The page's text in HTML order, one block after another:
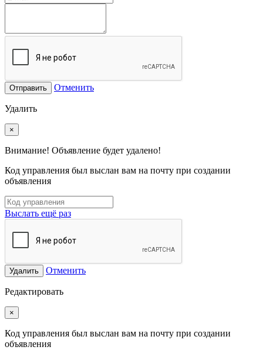
Отправить Отменить
Удалить
×
Внимание! Объявление будет удалено!
Код управления был выслан вам на почту при создании
объявления
Выслать ещё раз
Удалить Отменить
Редактировать
×
Код управления был выслан вам на почту при создании
объявления